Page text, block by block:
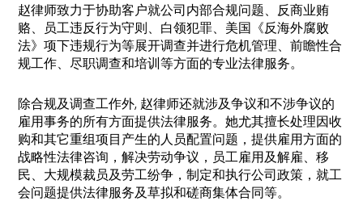
赵律师致力于协助客户就公司内部合规问题、反商业贿
赂、员工违反行为守则、白领犯罪、美国《反海外腐败
法》项下违规行为等展开调查并进行危机管理、前瞻性合
规工作、尽职调查和培训等方面的专业法律服务。
除合规及调查工作外, 赵律师还就涉及争议和不涉争议的
雇用事务的所有方面提供法律服务。她尤其擅长处理因收
购和其它重组项目产生的人员配置问题，提供雇用方面的
战略性法律咨询，解决劳动争议，员工雇用及解雇、移
民、大规模裁员及劳工纷争，制定和执行公司政策，就工
会问题提供法律服务及草拟和磋商集体合同等。